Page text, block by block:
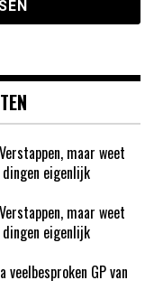
maar weet
eigenlijk
maar weet
eigenlijk
GP van